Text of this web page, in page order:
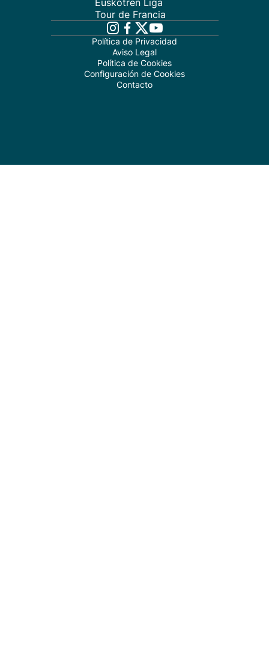
Euskotren Liga
Tour de Francia
Política de Privacidad
Aviso Legal
Política de Cookies
Configuración de Cookies
Contacto